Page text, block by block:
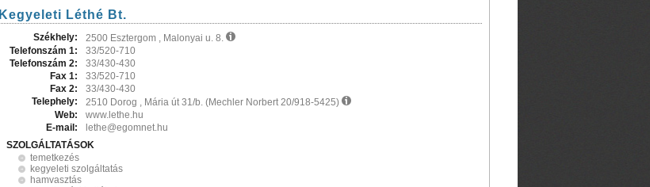
Kegyeleti Léthé Bt.
Székhely:
2500 Esztergom , Malonyai u. 8.
Telefonszám 1:
33/520-710
Telefonszám 2:
33/430-430
Fax 1:
33/520-710
Fax 2:
33/430-430
Telephely:
2510 Dorog , Mária út 31/b. (Mechler Norbert 20/918-5425)
Web:
www.lethe.hu
E-mail:
lethe@egomnet.hu
SZOLGÁLTATÁSOK
temetkezés
kegyeleti szolgáltatás
hamvasztás